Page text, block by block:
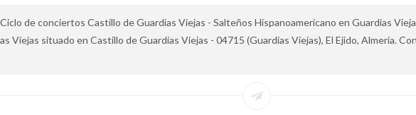
de conciertos Castillo de Guardias Viejas - Salteños Hispanoamericano en Guardias
Viejas situado en Castillo de Guardias Viejas - 04715 (Guardias Viejas), El Ejido, Almería.